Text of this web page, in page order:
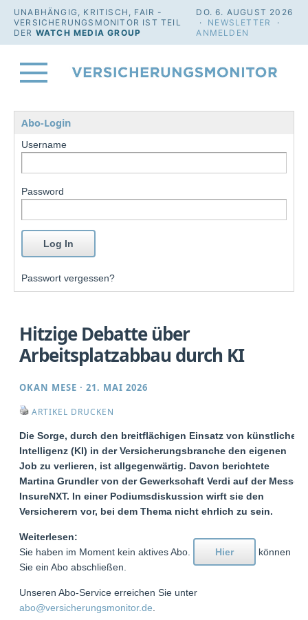
UNABHÄNGIG, KRITISCH, FAIR -
VERSICHERUNGSMONITOR IST TEIL
DER WATCH MEDIA GROUP
DO. 6. AUGUST 2026
· NEWSLETTER
·
ANMELDEN
Abo-Login
Username
Password
Passwort vergessen?
Hitzige Debatte über
Arbeitsplatzabbau durch KI
OKAN MESE ·21. MAI 2026
ARTIKEL DRUCKEN
Die Sorge, durch den breitflächigen Einsatz von künstlicher
Intelligenz (KI) in der Versicherungsbranche den eigenen
Job zu verlieren, ist allgegenwärtig. Davon berichtete
Martina Grundler von der Gewerkschaft Verdi auf der Messe
InsureNXT. In einer Podiumsdiskussion wirft sie den
Versicherern vor, bei dem Thema nicht ehrlich zu sein.
Weiterlesen:
Sie haben im Moment kein aktives Abo.
Hier
können
Sie ein Abo abschließen.
Unseren Abo-Service erreichen Sie unter
abo@versicherungsmonitor.de